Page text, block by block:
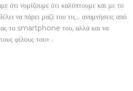
ότι νομίζουμε ότι καλύπτουμε και με το
να πάρει μαζί του τις… αναμνήσεις από
το smartphone του, αλλά και να
φίλους του» .